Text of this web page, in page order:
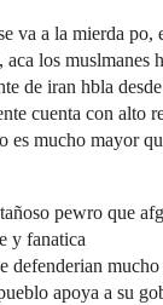
va a la mierda po,
los muslmanes
de iran hbla
cuenta con alto
es mucho mayor
pewro que
y fanatica
defenderian
apoya a su